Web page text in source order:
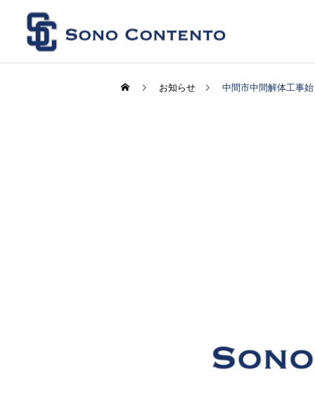
お知らせ 中間市中間解体工事